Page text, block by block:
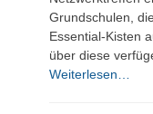
Grundschulen,
Essential-Kisten
über diese
Weiterlesen…